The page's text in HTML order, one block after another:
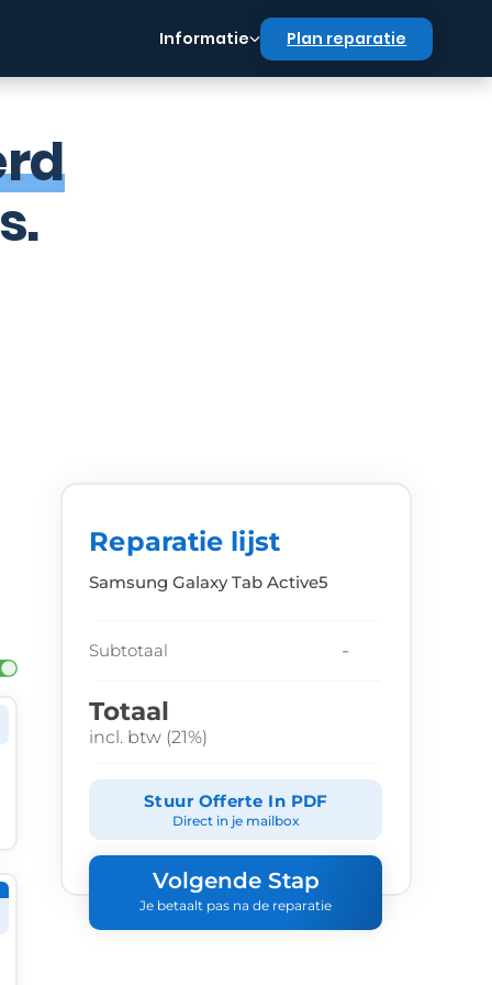
Informatie Plan reparatie
Reparatie lijst
Samsung Galaxy Tab Active5
Subtotaal -
Totaal
incl. btw (21%)
Stuur Offerte In PDF
Direct in je mailbox
Volgende Stap
Je betaalt pas na de reparatie